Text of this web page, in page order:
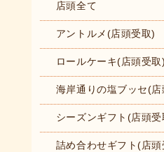
店頭全て
アントルメ(店頭受取)
ロールケーキ(店頭受取)
海岸通りの塩ブッセ(店
シーズンギフト(店頭受
詰め合わせギフト(店頭